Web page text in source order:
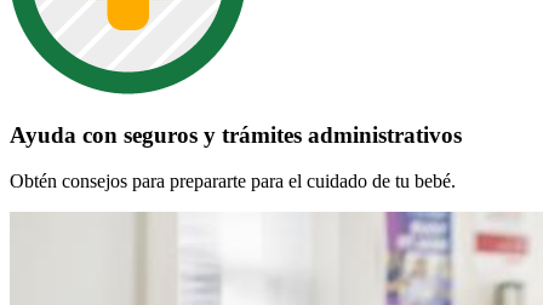
Ayuda con seguros y trámites administrativos
Obtén consejos para prepararte para el cuidado de tu bebé.